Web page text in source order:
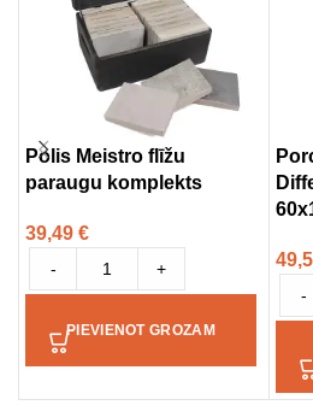
Polis Meistro flīžu
paraugu komplekts
39,49 €
- +
PIEVIENOT GROZAM
-